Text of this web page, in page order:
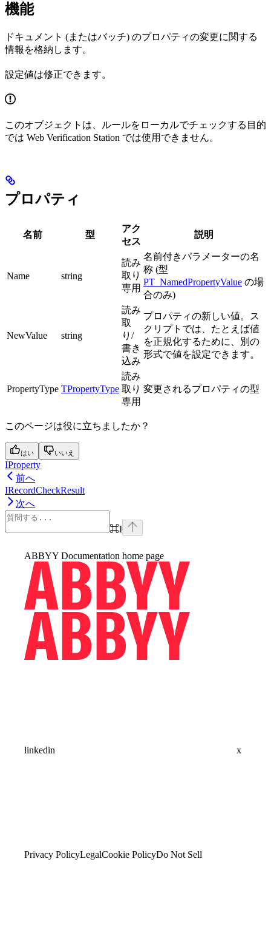
機能
ドキュメント (またはバッチ) のプロパティの変更に関する
情報を格納します。
設定値は修正できます。
このオブジェクトは、ルールをローカルでチェックする目的
では Web Verification Station では使用できません。
プロパティ
名前 型
アク
セス
説明
Name string
読み
取り
専用
名前付きパラメーターの名
称 (型
PT_NamedPropertyValue の場
合のみ)
NewValue string
読み
取
り/
書き
込み
プロパティの新しい値。ス
クリプトでは、たとえば値
を正規化するために、別の
形式で値を設定できます。
PropertyType TPropertyType
読み
取り
専用
変更されるプロパティの型
このページは役に立ちましたか？
はい いいえ
IProperty
前へ
IRecordCheckResult
次へ
⌘I
ABBYY Documentation home page
linkedin x
Privacy PolicyLegalCookie PolicyDo Not Sell